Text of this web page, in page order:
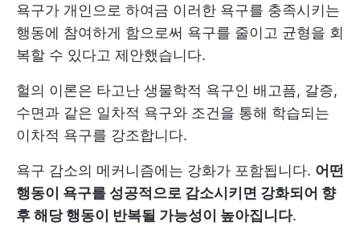
욕구가 개인으로 하여금 이러한 욕구를 충족시키는
행동에 참여하게 함으로써 욕구를 줄이고 균형을 회
복할 수 있다고 제안했습니다.
헐의 이론은 타고난 생물학적 욕구인 배고픔, 갈증,
수면과 같은 일차적 욕구와 조건을 통해 학습되는
이차적 욕구를 강조합니다.
욕구 감소의 메커니즘에는 강화가 포함됩니다. 어떤
행동이 욕구를 성공적으로 감소시키면 강화되어 향
후 해당 행동이 반복될 가능성이 높아집니다.